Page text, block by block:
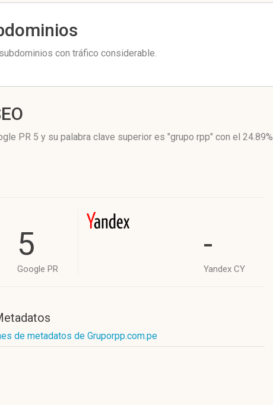
con tráfico considerable.
PR 5 y su palabra clave superior es "grupo rpp" con el 24.89%
5
Google PR
-
Yandex CY
de metadatos de Gruporpp.com.pe